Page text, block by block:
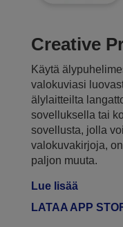
Creative
Käytä
valokuviasi
älylaitteilta
sovelluksella tai
sovellusta, jolla
valokuvakirjoja,
paljon muuta.
Lue lisää
LATAA APP